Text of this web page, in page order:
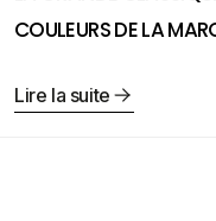
COULEURS DE LA
Lire la suite